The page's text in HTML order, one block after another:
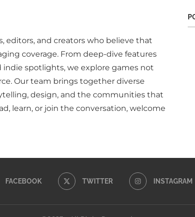
editors, and creators who believe that
coverage. From deep-dive features
indie spotlights, we explore games not
Our team brings together diverse
design, and the communities that
learn, or join the conversation, welcome
FACEBOOK TWITTER INSTAGRAM